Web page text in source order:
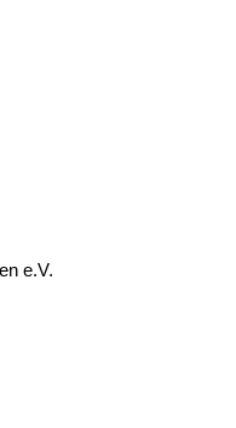
e.V.